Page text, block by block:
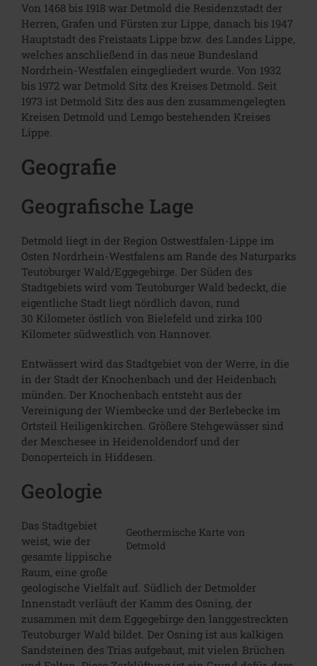
Von 1468 bis 1918 war Detmold die Residenzstadt der
Herren, Grafen und Fürsten zur Lippe, danach bis 1947
Hauptstadt des Freistaats Lippe bzw. des Landes Lippe,
welches anschließend in das neue Bundesland
Nordrhein-Westfalen eingegliedert wurde. Von 1932
bis 1972 war Detmold Sitz des Kreises Detmold. Seit
1973 ist Detmold Sitz des aus den zusammengelegten
Kreisen Detmold und Lemgo bestehenden Kreises
Lippe.
Geografie
Geografische Lage
Detmold liegt in der Region Ostwestfalen-Lippe im
Osten Nordrhein-Westfalens am Rande des Naturparks
Teutoburger Wald/Eggegebirge. Der Süden des
Stadtgebiets wird vom Teutoburger Wald bedeckt, die
eigentliche Stadt liegt nördlich davon, rund
30 Kilometer östlich von Bielefeld und zirka 100
Kilometer südwestlich von Hannover.
Entwässert wird das Stadtgebiet von der Werre, in die
in der Stadt der Knochenbach und der Heidenbach
münden. Der Knochenbach entsteht aus der
Vereinigung der Wiembecke und der Berlebecke im
Ortsteil Heiligenkirchen. Größere Stehgewässer sind
der Meschesee in Heidenoldendorf und der
Donoperteich in Hiddesen.
Geologie
Geothermische Karte von
Detmold
Das Stadtgebiet
weist, wie der
gesamte lippische
Raum, eine große
geologische Vielfalt auf. Südlich der Detmolder
Innenstadt verläuft der Kamm des Osning, der
zusammen mit dem Eggegebirge den langgestreckten
Teutoburger Wald bildet. Der Osning ist aus kalkigen
Sandsteinen des Trias aufgebaut, mit vielen Brüchen